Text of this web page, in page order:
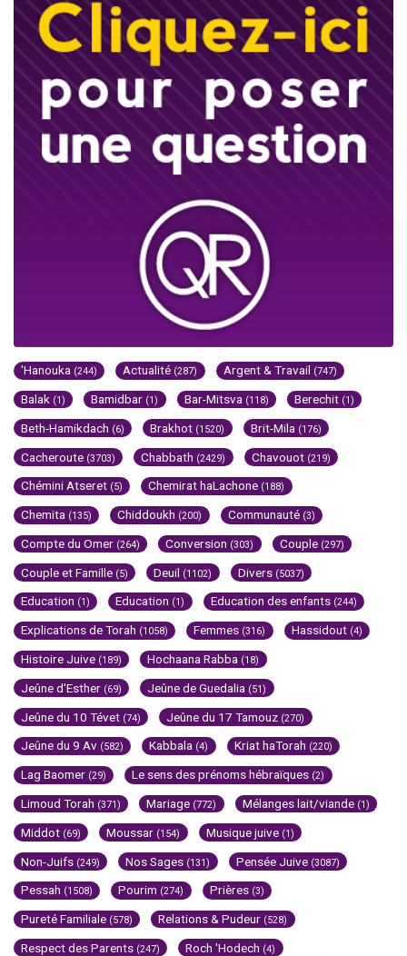
'Hanouka (244) Actualité (287) Argent & Travail (747)
Balak (1) Bamidbar (1) Bar-Mitsva (118) Berechit (1)
Beth-Hamikdach (6) Brakhot (1520) Brit-Mila (176)
Cacheroute (3703) Chabbath (2429) Chavouot (219)
Chémini Atseret (5) Chemirat haLachone (188)
Chemita (135) Chiddoukh (200) Communauté (3)
Compte du Omer (264) Conversion (303) Couple (297)
Couple et Famille (5) Deuil (1102) Divers (5037)
Education (1) Education (1) Education des enfants (244)
Explications de Torah (1058) Femmes (316) Hassidout (4)
Histoire Juive (189) Hochaana Rabba (18)
Jeûne d'Esther (69) Jeûne de Guedalia (51)
Jeûne du 10 Tévet (74) Jeûne du 17 Tamouz (270)
Jeûne du 9 Av (582) Kabbala (4) Kriat haTorah (220)
Lag Baomer (29) Le sens des prénoms hébraïques (2)
Limoud Torah (371) Mariage (772) Mélanges lait/viande (1)
Middot (69) Moussar (154) Musique juive (1)
Non-Juifs (249) Nos Sages (131) Pensée Juive (3087)
Pessah (1508) Pourim (274) Prières (3)
Pureté Familiale (578) Relations & Pudeur (528)
Respect des Parents (247) Roch 'Hodech (4)